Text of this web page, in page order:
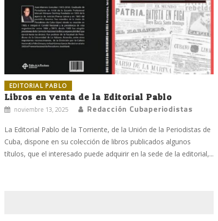
EDITORIAL PABLO
Libros en venta de la Editorial Pablo
noviembre 13, 2025 Redacción Cubaperiodistas
La Editorial Pablo de la Torriente, de la Unión de la Periodistas de
Cuba, dispone en su colección de libros publicados algunos
títulos, que el interesado puede adquirir en la sede de la editorial,...